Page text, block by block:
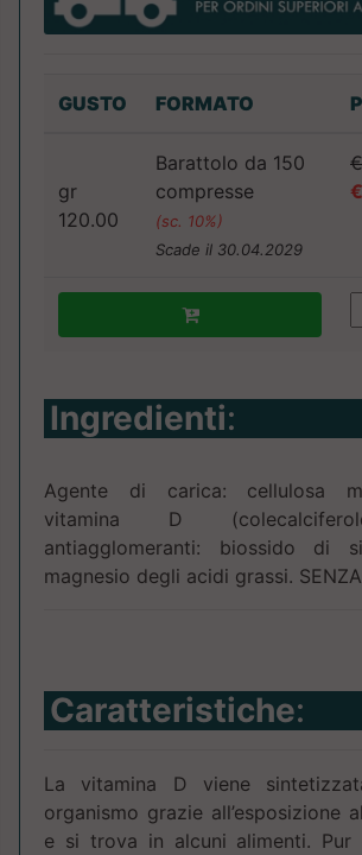
GUSTO FORMATO
gr
120.00
Barattolo da 150
compresse
(sc. 10%)
Scade il 30.04.2029
Ingredienti:
Agente di carica: cellulosa
vitamina D
antiagglomeranti: biossido di
magnesio degli acidi grassi.
Caratteristiche:
La vitamina D viene
organismo grazie all’esposizione
e si trova in alcuni alimenti. Pur